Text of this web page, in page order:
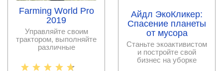
Farming World Pro
2019
Управляйте своим
трактором, выполняйте
различные
работы,
Айдл ЭкоКликер:
Спасение планеты
от мусора
Станьте экоактивистом
и постройте свой
бизнес на уборке